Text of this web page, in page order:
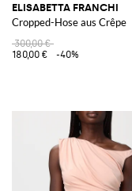
ELISABETTA FRANCHI
Cropped-Hose aus Crêpe
300,00 €
180,00 €
-40%